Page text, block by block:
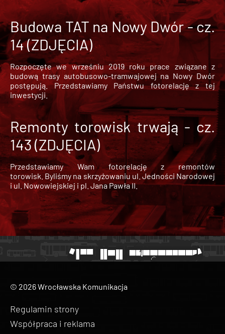
Budowa TAT na Nowy Dwór - cz.
14 (ZDJĘCIA)
Rozpoczęte we wrześniu 2019 roku prace związane z
budową trasy autobusowo-tramwajowej na Nowy Dwór
postępują. Przedstawiamy Państwu fotorelację z tej
inwestycji.
Remonty torowisk trwają - cz.
143 (ZDJĘCIA)
Przedstawiamy Wam fotorelację z remontów
torowisk. Byliśmy na skrzyżowaniu ul. Jedności Narodowej
i ul. Nowowiejskiej i pl. Jana Pawła II.
© 2026 Wrocławska Komunikacja
Regulamin strony
Współpraca i reklama